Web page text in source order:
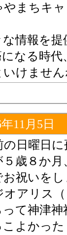
やまちキ
情報を
なる時代
けませ
11月5日
の日曜日
５歳８か
お祝いを
オアリス
て神津
よかっ